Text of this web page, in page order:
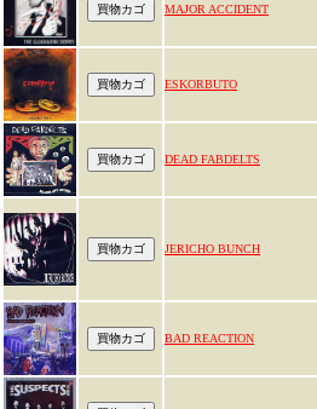
MAJOR ACCIDENT
ESKORBUTO
DEAD FABDELTS
JERICHO BUNCH
BAD REACTION